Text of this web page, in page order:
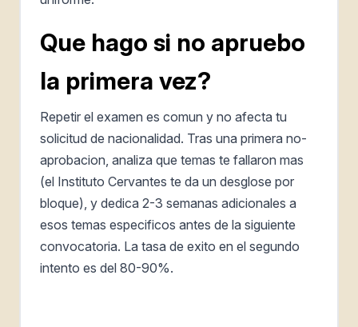
Que hago si no apruebo
la primera vez?
Repetir el examen es comun y no afecta tu
solicitud de nacionalidad. Tras una primera no-
aprobacion, analiza que temas te fallaron mas
(el Instituto Cervantes te da un desglose por
bloque), y dedica 2-3 semanas adicionales a
esos temas especificos antes de la siguiente
convocatoria. La tasa de exito en el segundo
intento es del 80-90%.